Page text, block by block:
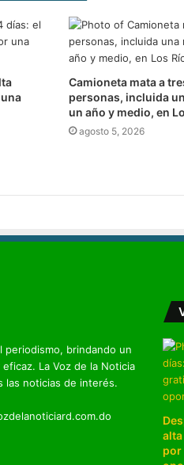
Camioneta mata a
personas, incluida
un año y medio, en
agosto 5, 2026
brindando un
La Voz de la Noticia
las noticias de interés.
por